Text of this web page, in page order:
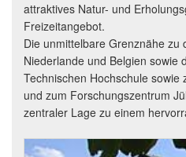
attraktives Natur- und
Freizeitangebot.
Die unmittelbare Grenznähe zu
Niederlande und Belgien sowie
Technischen Hochschule sowie
und zum Forschungszentrum
zentraler Lage zu einem